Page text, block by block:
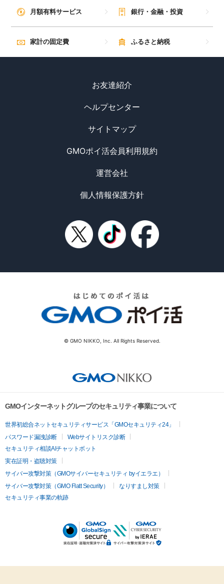
月額有料サービス 銀行・金融・投資
家計の固定費 ふるさと納税
お友達紹介
ヘルプセンター
サイトマップ
GMOポイ活会員利用規約
運営会社
個人情報保護方針
© GMO NIKKO, Inc. All Rights Reserved.
GMOインターネットグループのセキュリティ事業について
世界初総合ネットセキュリティサービス「GMOセキュリティ24」
パスワード漏洩診断
Webサイトリスク診断
セキュリティ相談AIチャットボット
実在証明・盗聴対策
サイバー攻撃対策（GMOサイバーセキュリティ byイエラエ）
サイバー攻撃対策（GMO Flatt Security）
なりすまし対策
セキュリティ事業の軌跡